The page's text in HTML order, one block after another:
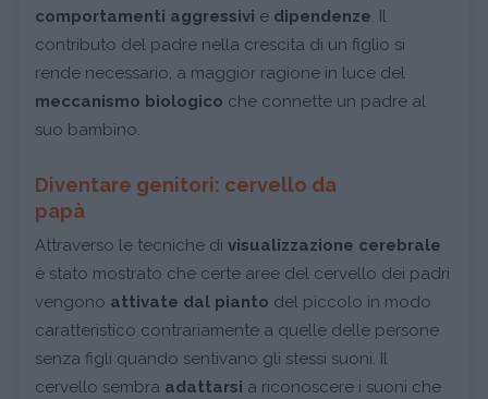
comportamenti aggressivi e dipendenze. Il
contributo del padre nella crescita di un figlio si
rende necessario, a maggior ragione in luce del
meccanismo biologico che connette un padre al
suo bambino.
Diventare genitori: cervello da
papà
Attraverso le tecniche di visualizzazione cerebrale
è stato mostrato che certe aree del cervello dei padri
vengono attivate dal pianto del piccolo in modo
caratteristico contrariamente a quelle delle persone
senza figli quando sentivano gli stessi suoni. Il
cervello sembra adattarsi a riconoscere i suoni che